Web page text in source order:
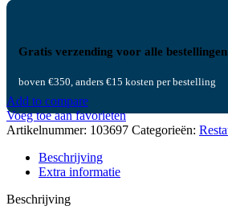
Gratis verzending voor alle bestellingen
boven €350, anders €15 kosten per bestelling
Add to compare
Voeg toe aan favorieten
Artikelnummer: 103697 Categorieën:
Beschrijving
Extra informatie
Beschrijving